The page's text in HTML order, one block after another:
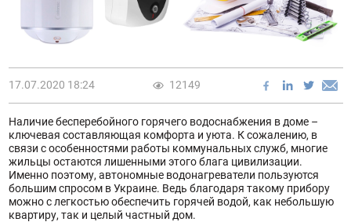
17.07.2020 18:24 12149
Наличие бесперебойного горячего водоснабжения в доме –
ключевая составляющая комфорта и уюта. К сожалению, в
связи с особенностями работы коммунальных служб, многие
жильцы остаются лишенными этого блага цивилизации.
Именно поэтому, автономные водонагреватели пользуются
большим спросом в Украине. Ведь благодаря такому прибору
можно с легкостью обеспечить горячей водой, как небольшую
квартиру, так и целый частный дом.